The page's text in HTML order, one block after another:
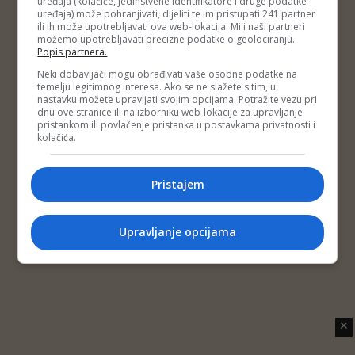
Impressum
Kontakt Marketing
Privatnost korisnika
O nama
✕
uređaja) može pohranjivati, dijeliti te im pristupati 241 partner
ili ih može upotrebljavati ova web-lokacija. Mi i naši partneri
možemo upotrebljavati precizne podatke o geolociranju.
Popis partnera.
Neki dobavljači mogu obrađivati vaše osobne podatke na
temelju legitimnog interesa. Ako se ne slažete s tim, u
nastavku možete upravljati svojim opcijama. Potražite vezu pri
dnu ove stranice ili na izborniku web-lokacije za upravljanje
pristankom ili povlačenje pristanka u postavkama privatnosti i
kolačića.
Pristajem
Upravljanje opcijama